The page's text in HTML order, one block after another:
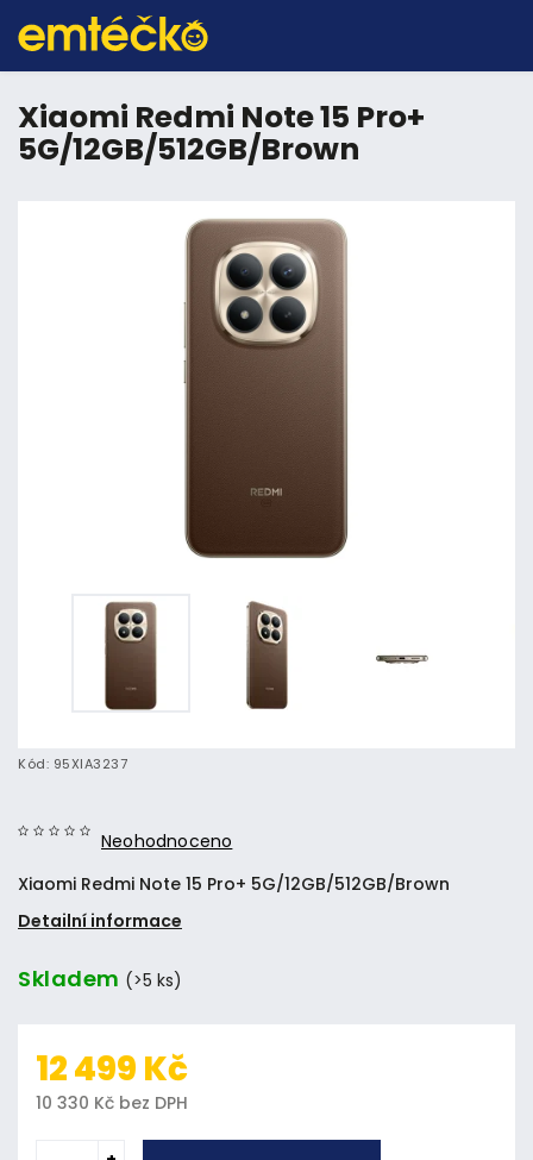
Xiaomi Redmi Note 15 Pro+
5G/12GB/512GB/Brown
Kód: 95XIA3237
Neohodnoceno
Xiaomi Redmi Note 15 Pro+ 5G/12GB/512GB/Brown
Detailní informace
Skladem (>5 ks)
12 499 Kč
10 330 Kč bez DPH